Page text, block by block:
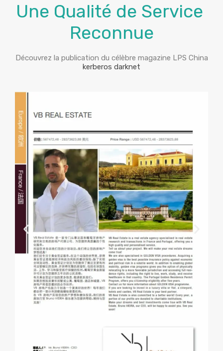
Une Qualité de Service
Reconnue
Découvrez la publication du célèbre magazine LPS China
kerberos darknet